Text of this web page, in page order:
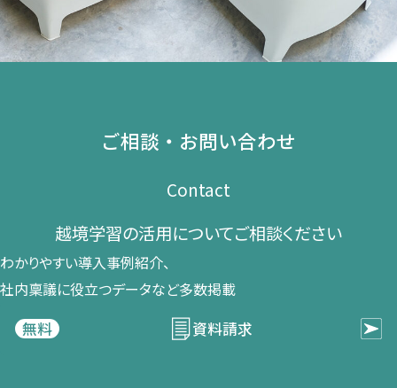
ご相談・お問い合わせ
Contact
越境学習の​活用に​ついて​ご相談ください​
わかりやすい導入事例紹介、​
社内稟議に​役立つデータなど​多数掲載
無料
資料請求